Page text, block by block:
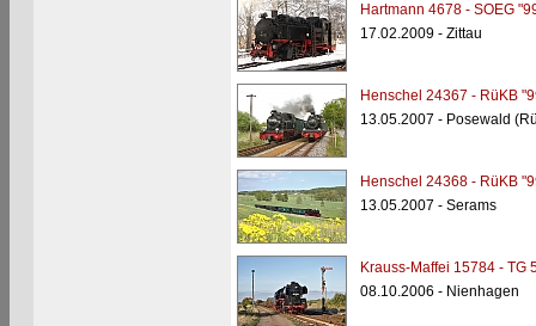
Hartmann 4678 - SOEG
17.02.2009 - Zittau
Henschel 24367 - RüKB
13.05.2007 - Posewald
Henschel 24368 - RüKB
13.05.2007 - Serams
Krauss-Maffei 15784 - TG
08.10.2006 - Nienhagen